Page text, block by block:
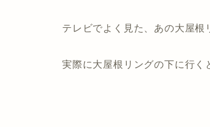
テレビでよく見た、あの大屋根
実際に大屋根リングの下に行